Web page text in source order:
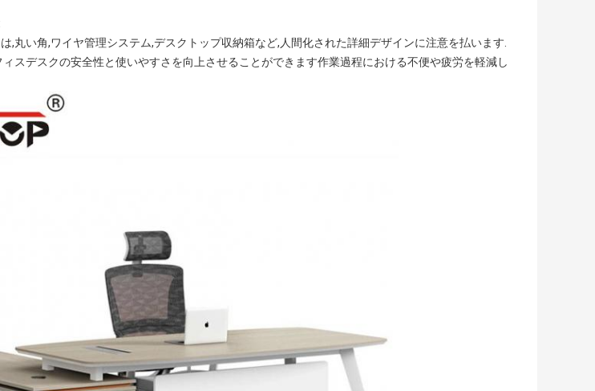
,丸い角,ワイヤ管理システム,デスクトップ収納箱など,人間化された詳細デザインに注意を払います.
スデスクの安全性と使いやすさを向上させることができます作業過程における不便や疲労を軽減し